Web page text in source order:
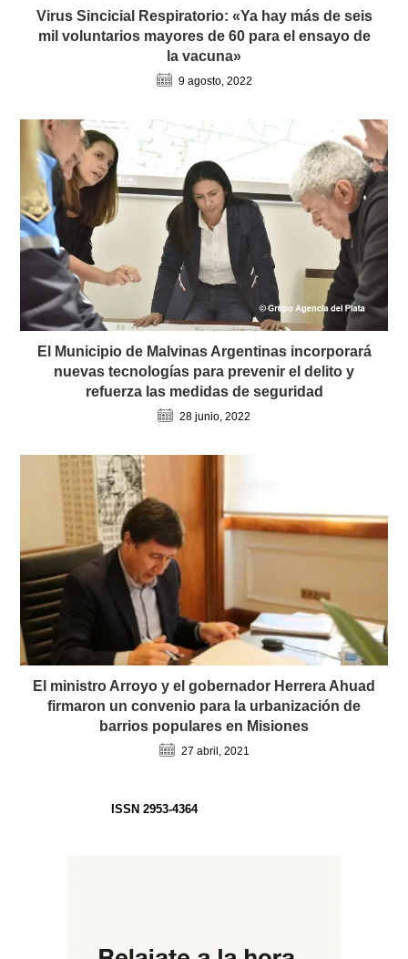
Virus Sincicial Respiratorio: «Ya hay más de seis
mil voluntarios mayores de 60 para el ensayo de
la vacuna»
9 agosto, 2022
El Municipio de Malvinas Argentinas incorporará
nuevas tecnologías para prevenir el delito y
refuerza las medidas de seguridad
28 junio, 2022
El ministro Arroyo y el gobernador Herrera Ahuad
firmaron un convenio para la urbanización de
barrios populares en Misiones
27 abril, 2021
ISSN 2953-4364